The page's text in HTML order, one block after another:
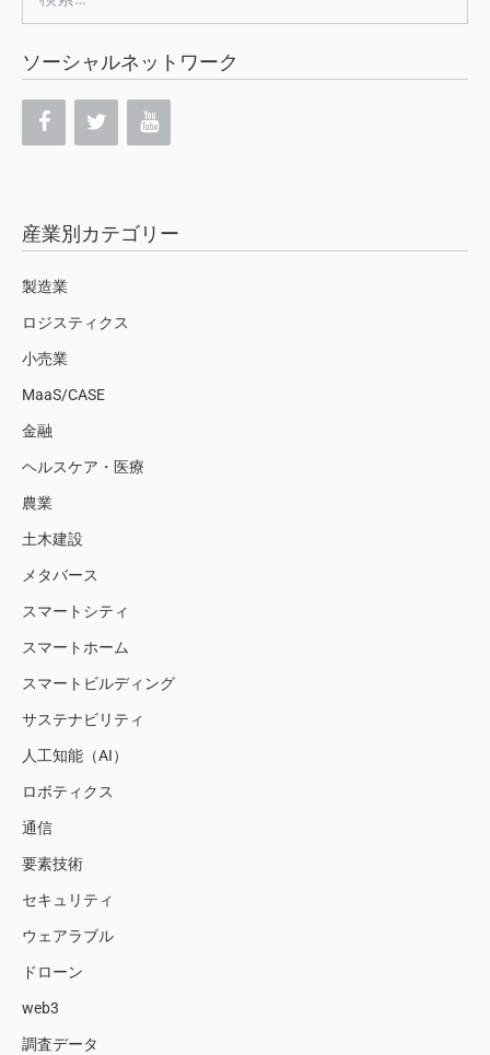
索:
ソーシャルネットワーク
産業別カテゴリー
製造業
ロジスティクス
小売業
MaaS/CASE
金融
ヘルスケア・医療
農業
土木建設
メタバース
スマートシティ
スマートホーム
スマートビルディング
サステナビリティ
人工知能（AI）
ロボティクス
通信
要素技術
セキュリティ
ウェアラブル
ドローン
web3
調査データ